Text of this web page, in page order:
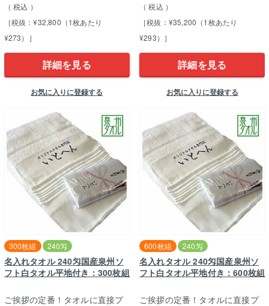
税込
［税抜：¥32,800（1枚あたり
¥273）］
詳細を見る
お気に入りに登録する
税込
［税抜：¥35,200（1枚あたり
¥293）］
詳細を見る
お気に入りに登録する
名入れタオル 240匁国産泉州ソ
フト白タオル平地付き：300枚組
300枚組 240匁
ご挨拶の定番！タオルに直接プ
名入れタオル 240匁国産泉州ソ
フト白タオル平地付き：600枚組
600枚組 240匁
ご挨拶の定番！タオルに直接プ